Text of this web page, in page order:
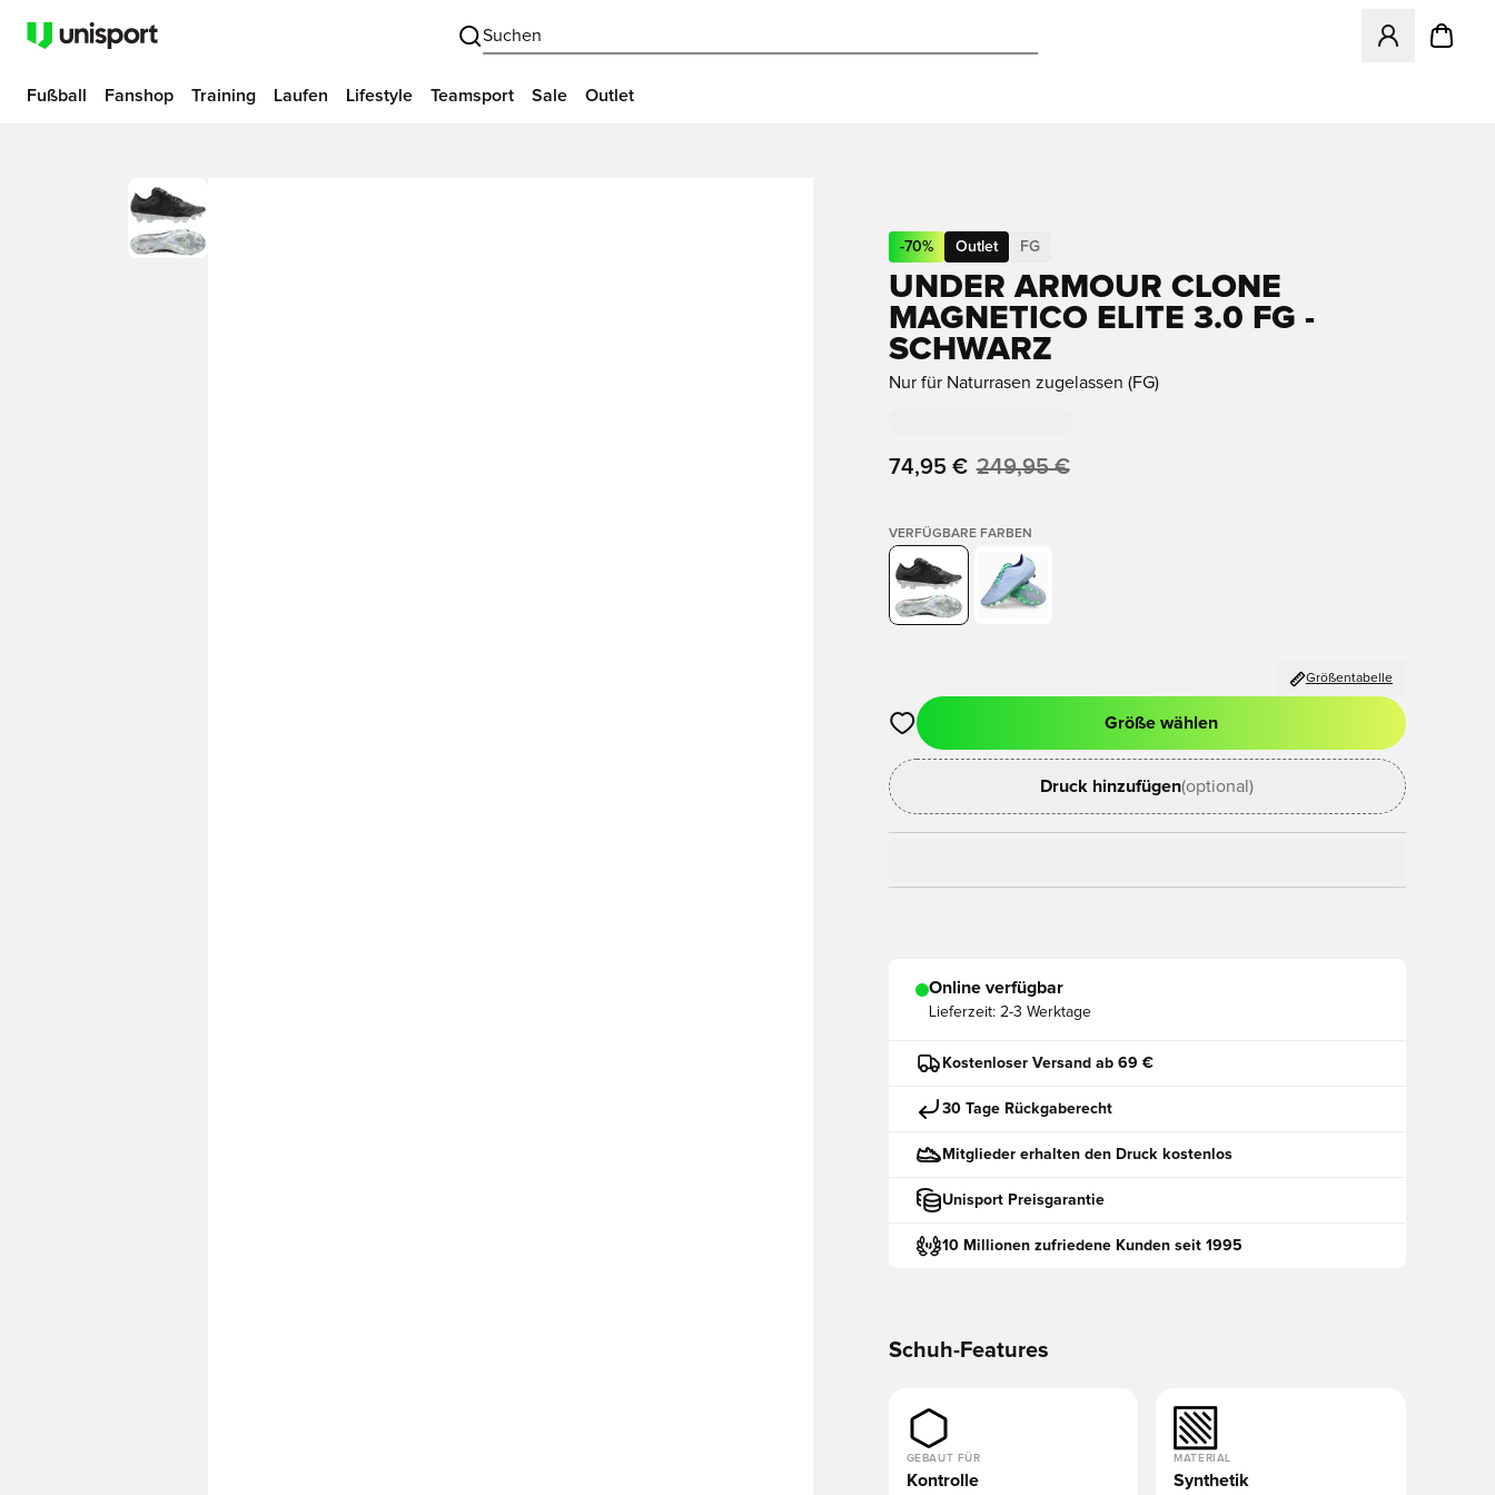
Suchen
Öffnet ein
Fußball Fanshop Training Laufen Lifestyle Teamsport Sale Outlet
-70% Outlet FG
UNDER ARMOUR CLONE
MAGNETICO ELITE 3.0 FG -
SCHWARZ
Nur für Naturrasen zugelassen (FG)
74,95 € 249,95 €
VERFÜGBARE FARBEN
Größentabelle
Öffnet ein neues Fenster zum Anmelden oder Registrieren als Mitglied
Größe wählen
Druck hinzufügen(optional)
Online verfügbar
Lieferzeit: 2-3 Werktage
Kostenloser Versand ab 69 €
30 Tage Rückgaberecht
Mitglieder erhalten den Druck kostenlos
Unisport Preisgarantie
10 Millionen zufriedene Kunden seit 1995
Schuh-Features
GEBAUT FÜR
Kontrolle
MATERIAL
Synthetik